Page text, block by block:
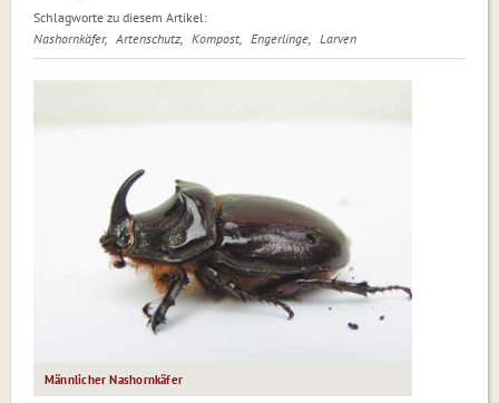
Schlagworte zu diesem Artikel:
Nashornkäfer
Artenschutz Kompost Engerlinge Larven
Männlicher Nashornkäfer